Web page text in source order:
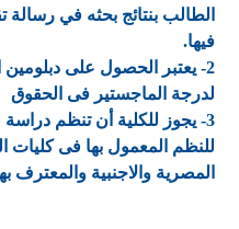
الطالب بنتائج بحثه في رسالة
فيها.
2- يعتبر الحصول على دبلومين
لدرجة الماجستير فى الحقوق
3- يجوز للكلية أن تنظم
للنظم المعمول بها فى كليات
المصرية والاجنبية والمعترف